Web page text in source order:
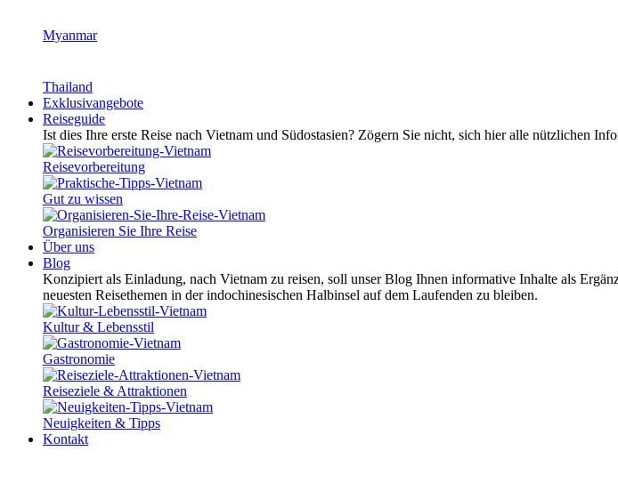
Myanmar
Thailand
Exklusivangebote
Reiseguide
Ist dies Ihre erste Reise nach Vietnam und Südostasien? Zögern Sie nicht, sich hier alle nützlichen
Reisevorbereitung
Gut zu wissen
Organisieren Sie Ihre Reise
Über uns
Blog
Konzipiert als Einladung, nach Vietnam zu reisen, soll unser Blog Ihnen informative Inhalte als
neuesten Reisethemen in der indochinesischen Halbinsel auf dem Laufenden zu bleiben.
Kultur & Lebensstil
Gastronomie
Reiseziele & Attraktionen
Neuigkeiten & Tipps
Kontakt